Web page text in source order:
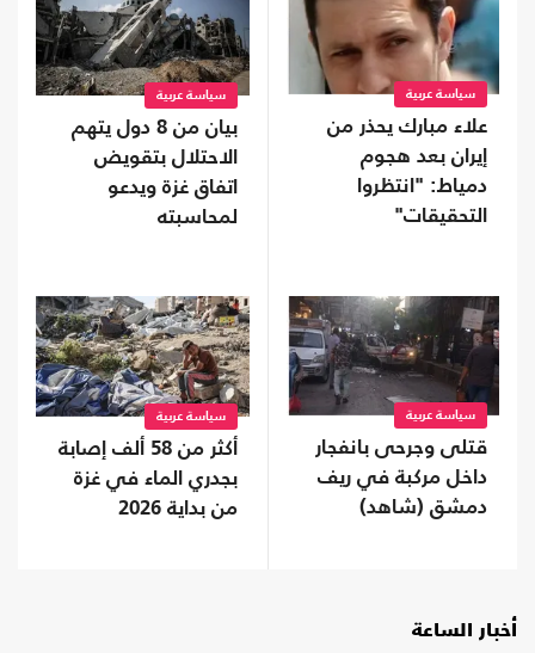
سياسة عربية
علاء مبارك يحذر من
إيران بعد هجوم
دمياط: "انتظروا
التحقيقات"
سياسة عربية
بيان من 8 دول يتهم
الاحتلال بتقويض
اتفاق غزة ويدعو
لمحاسبته
سياسة عربية
قتلى وجرحى بانفجار
داخل مركبة في ريف
دمشق (شاهد)
سياسة عربية
أكثر من 58 ألف إصابة
بجدري الماء في غزة
من بداية 2026
أخبار الساعة